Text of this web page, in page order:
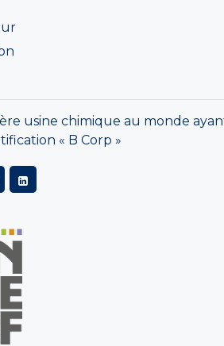
usine chimique au monde
« B Corp »